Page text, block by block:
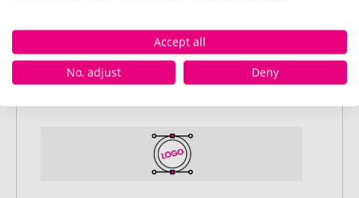
Werbeartikel aus und passen Sie diese
nach Ihren Vorstellungen an.
Anschließend legen Sie die konfigurierten
Accept all
No, adjust
Deny